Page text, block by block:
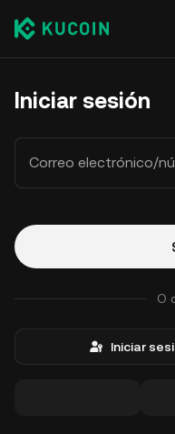
Iniciar sesión
Correo electrónico/
O
Iniciar